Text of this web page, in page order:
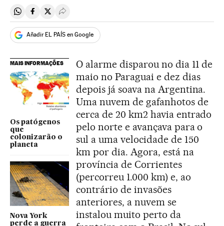
Compartir en Whatsapp
Compartir en Facebook
Compartir en Twitter
Desplegar Redes Sociales
Añadir EL PAÍS en Google
MAIS INFORMAÇÕES
Os patógenos
que
colonizarão o
planeta
Nova York
perde a guerra
O alarme disparou no dia 11 de
maio no Paraguai e dez dias
depois já soava na Argentina.
Uma nuvem de gafanhotos de
cerca de 20 km2 havia entrado
pelo norte e avançava para o
sul a uma velocidade de 150
km por dia. Agora, está na
província de Corrientes
(percorreu 1.000 km) e, ao
contrário de invasões
anteriores, a nuvem se
instalou muito perto da